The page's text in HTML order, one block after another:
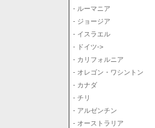
- ルーマニア
- ジョージア
- イスラエル
- ドイツ->
- カリフォルニア
- オレゴン・ワシントン
- カナダ
- チリ
- アルゼンチン
- オーストラリア